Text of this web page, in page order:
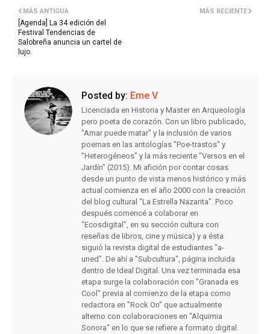
MÁS RECIENTE
MÁS ANTIGUA
[Agenda] La 34 edición del
Festival Tendencias de
Salobreña anuncia un cartel de
lujo.
Posted by: Eme V
Licenciada en Historia y Master en Arqueología
pero poeta de corazón. Con un libro publicado,
"Amar puede matar" y la inclusión de varios
poemas en las antologías "Poe-trastos" y
"Heterogéneos" y la más reciente "Versos en el
Jardín" (2015). Mi afición por contar cosas
desde un punto de vista menos histórico y más
actual comienza en el año 2000 con la creación
del blog cultural "La Estrella Nazarita". Poco
después comencé a colaborar en
"Ecosdigital", en su sección cultura con
reseñas de libros, cine y música) y a ésta
siguió la revista digital de estudiantes "a-
uned". De ahí a "Subcultura", página incluida
dentro de Ideal Digital. Una vez terminada esa
etapa surge la colaboración con "Granada es
Cool" previa al comienzo de la etapa como
redactora en "Rock On" que actualmente
alterno con colaboraciones en "Alquimia
Sonora" en lo que se refiere a formato digital.